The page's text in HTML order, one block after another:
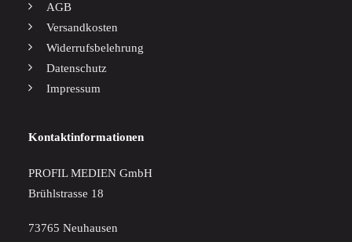
AGB
Versandkosten
Widerrufsbelehrung
Datenschutz
Impressum
Kontaktinformationen
PROFIL MEDIEN GmbH
Brühlstrasse 18
73765 Neuhausen